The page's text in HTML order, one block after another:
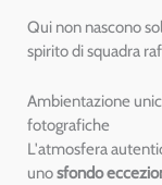
Qui non nascono
spirito di squadra
Ambientazione
fotografiche
L'atmosfera
unosfondo